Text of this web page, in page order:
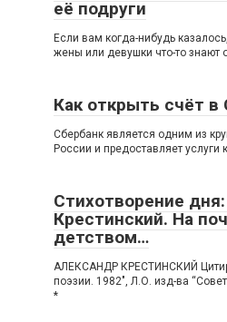
её подруги
Если вам когда-нибудь
жены или девушки что-то знают
Как открыть счёт
Сбербанк является одним из
России и предоставляет услуги
Стихотворение
Крестинский. На
детством…
АЛЕКСАНДР КРЕСТИНСКИЙ
поэзии. 1982″, Л.О. изд-ва
*